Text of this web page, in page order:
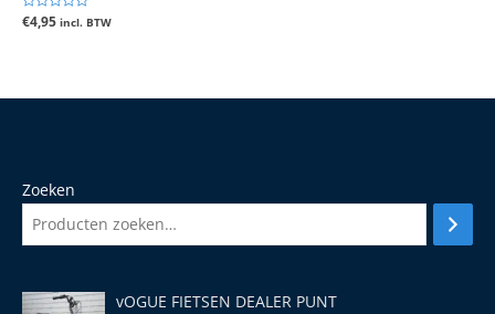
Gewaardeerd
0
€4,95 incl. BTW
Zoeken
vOGUE FIETSEN DEALER PUNT